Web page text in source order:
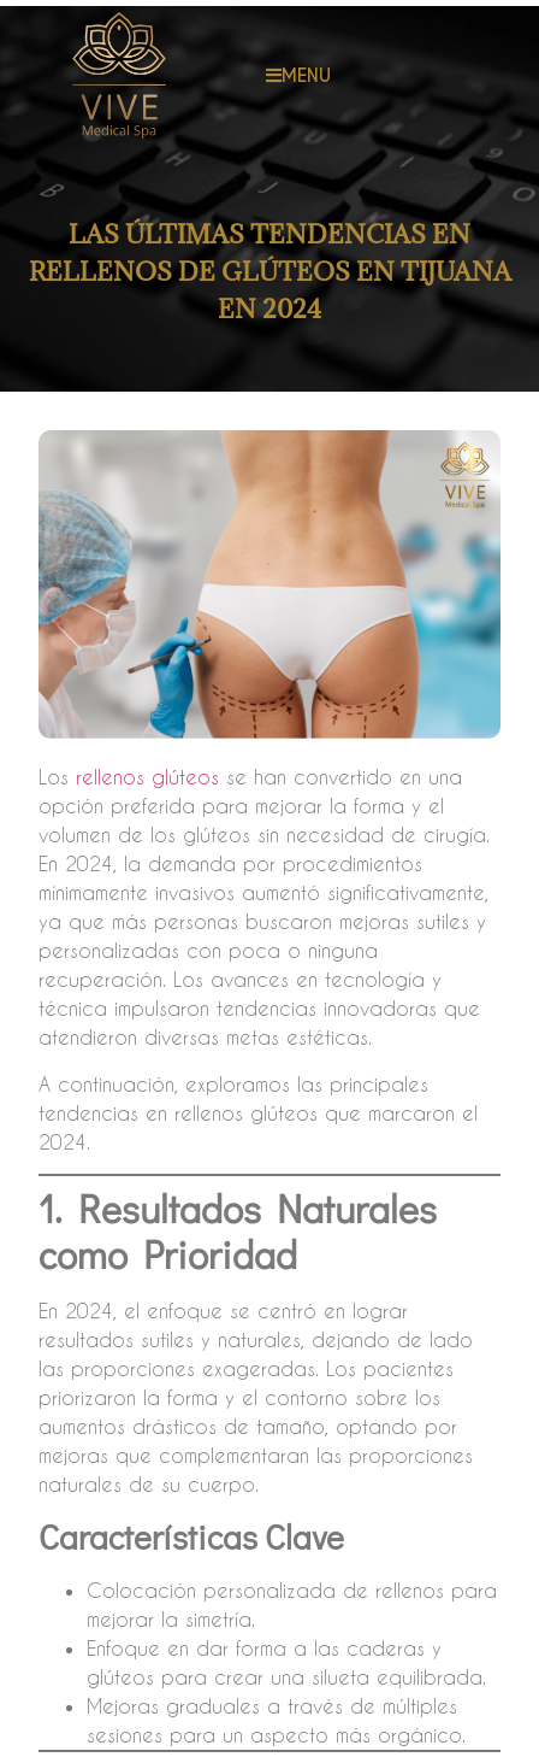
MENU
LAS ÚLTIMAS TENDENCIAS EN
RELLENOS DE GLÚTEOS EN TIJUANA
EN 2024
Los rellenos glúteos se han convertido en una
opción preferida para mejorar la forma y el
volumen de los glúteos sin necesidad de cirugía.
En 2024, la demanda por procedimientos
mínimamente invasivos aumentó significativamente,
ya que más personas buscaron mejoras sutiles y
personalizadas con poca o ninguna
recuperación. Los avances en tecnología y
técnica impulsaron tendencias innovadoras que
atendieron diversas metas estéticas.
A continuación, exploramos las principales
tendencias en rellenos glúteos que marcaron el
2024.
1. Resultados Naturales
como Prioridad
En 2024, el enfoque se centró en lograr
resultados sutiles y naturales, dejando de lado
las proporciones exageradas. Los pacientes
priorizaron la forma y el contorno sobre los
aumentos drásticos de tamaño, optando por
mejoras que complementaran las proporciones
naturales de su cuerpo.
Características Clave
Colocación personalizada de rellenos para
mejorar la simetría.
Enfoque en dar forma a las caderas y
glúteos para crear una silueta equilibrada.
Mejoras graduales a través de múltiples
sesiones para un aspecto más orgánico.